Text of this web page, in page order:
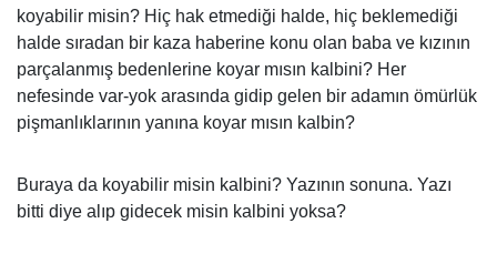
koyabilir misin? Hiç hak etmediği halde, hiç beklemediği
halde sıradan bir kaza haberine konu olan baba ve kızının
parçalanmış bedenlerine koyar mısın kalbini? Her
nefesinde var-yok arasında gidip gelen bir adamın ömürlük
pişmanlıklarının yanına koyar mısın kalbin?
Buraya da koyabilir misin kalbini? Yazının sonuna. Yazı
bitti diye alıp gidecek misin kalbini yoksa?